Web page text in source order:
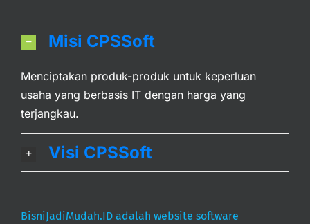
Misi CPSSoft
Menciptakan produk-produk untuk keperluan
usaha yang berbasis IT dengan harga yang
terjangkau.
Visi CPSSoft
BisniJadiMudah.ID adalah website software